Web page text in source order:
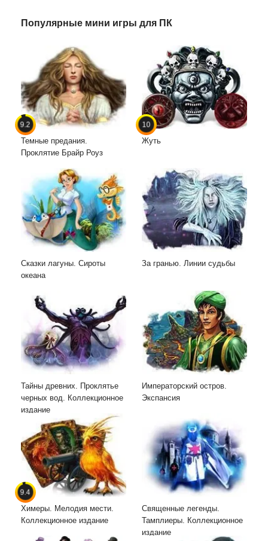
Популярные мини игры для ПК
9.2
Темные предания.
Проклятие Брайр Роуз
10
Жуть
Сказки лагуны. Сироты
океана
За гранью. Линии судьбы
Тайны древних. Проклятье
черных вод. Коллекционное
издание
Императорский остров.
Экспансия
9.4
Химеры. Мелодия мести.
Коллекционное издание
Священные легенды.
Тамплиеры. Коллекционное
издание